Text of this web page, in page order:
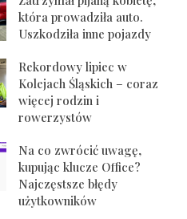
która prowadziła auto.
Uszkodziła inne pojazdy
Rekordowy lipiec w
Kolejach Śląskich – coraz
więcej rodzin i
rowerzystów
Na co zwrócić uwagę,
kupując klucze Office?
Najczęstsze błędy
użytkowników